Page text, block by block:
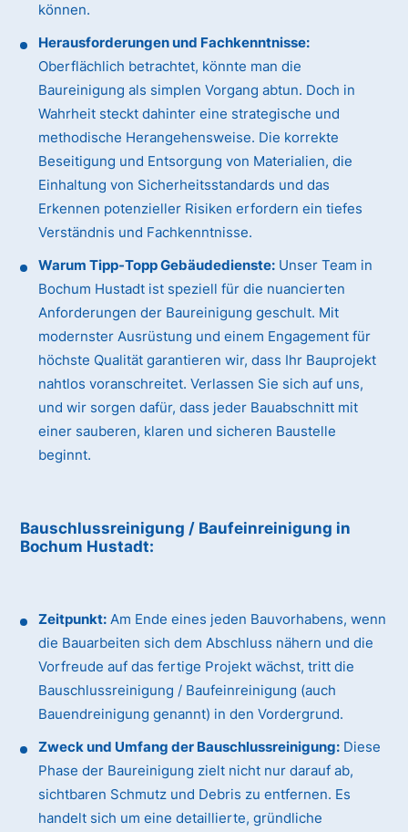
können.
Herausforderungen und Fachkenntnisse:
Oberflächlich betrachtet, könnte man die
Baureinigung als simplen Vorgang abtun. Doch in
Wahrheit steckt dahinter eine strategische und
methodische Herangehensweise. Die korrekte
Beseitigung und Entsorgung von Materialien, die
Einhaltung von Sicherheitsstandards und das
Erkennen potenzieller Risiken erfordern ein tiefes
Verständnis und Fachkenntnisse.
Warum Tipp-Topp Gebäudedienste: Unser Team in
Bochum Hustadt ist speziell für die nuancierten
Anforderungen der Baureinigung geschult. Mit
modernster Ausrüstung und einem Engagement für
höchste Qualität garantieren wir, dass Ihr Bauprojekt
nahtlos voranschreitet. Verlassen Sie sich auf uns,
und wir sorgen dafür, dass jeder Bauabschnitt mit
einer sauberen, klaren und sicheren Baustelle
beginnt.
Bauschlussreinigung / Baufeinreinigung in
Bochum Hustadt:
Zeitpunkt: Am Ende eines jeden Bauvorhabens, wenn
die Bauarbeiten sich dem Abschluss nähern und die
Vorfreude auf das fertige Projekt wächst, tritt die
Bauschlussreinigung / Baufeinreinigung (auch
Bauendreinigung genannt) in den Vordergrund.
Zweck und Umfang der Bauschlussreinigung: Diese
Phase der Baureinigung zielt nicht nur darauf ab,
sichtbaren Schmutz und Debris zu entfernen. Es
handelt sich um eine detaillierte, gründliche